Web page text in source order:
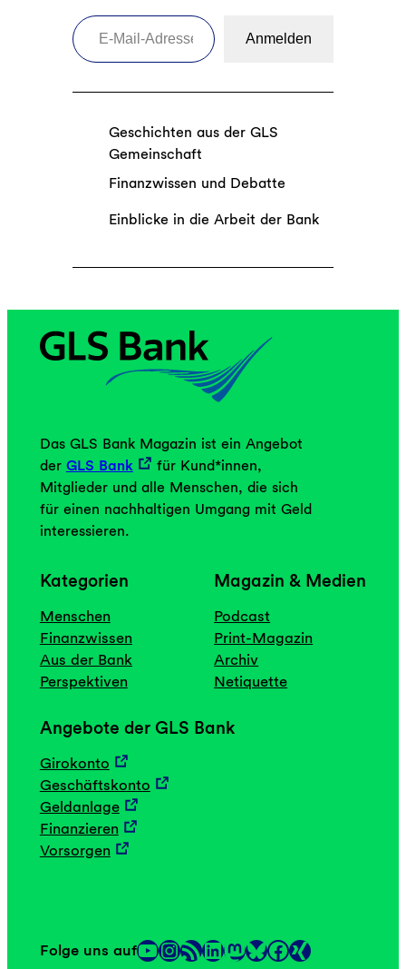
E-Mail-Adresse eingeben
Anmelden
Geschichten aus der GLS
Gemeinschaft
Finanzwissen und Debatte
Einblicke in die Arbeit der Bank
Das GLS Bank Magazin ist ein Angebot
der GLS Bank
für Kund*innen,
Mitglieder und alle Menschen, die sich
für einen nachhaltigen Umgang mit Geld
interessieren.
Kategorien
Menschen
Finanzwissen
Aus der Bank
Perspektiven
Magazin & Medien
Podcast
Print-Magazin
Archiv
Netiquette
Angebote der GLS Bank
Girokonto
Geschäftskonto
Geldanlage
Finanzieren
Vorsorgen
Folge uns aufYouTube InstagramRSS-Feed LinkedIn Mastodon Link Facebook Link